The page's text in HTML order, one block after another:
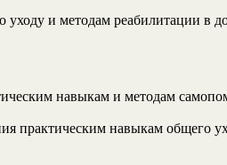
уходу и методам реабилитации
навыкам и методам
практическим навыкам общего